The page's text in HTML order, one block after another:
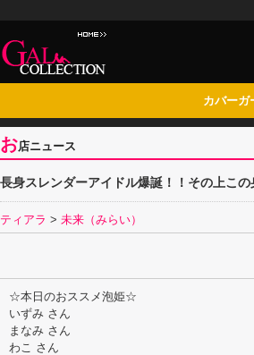
カバーガ
お店ニュース
長身スレンダーアイドル爆誕！！その上この
ティアラ > 未来（みらい）
☆本日のおススメ泡姫☆
いずみ さん
まなみ さん
わこ さん